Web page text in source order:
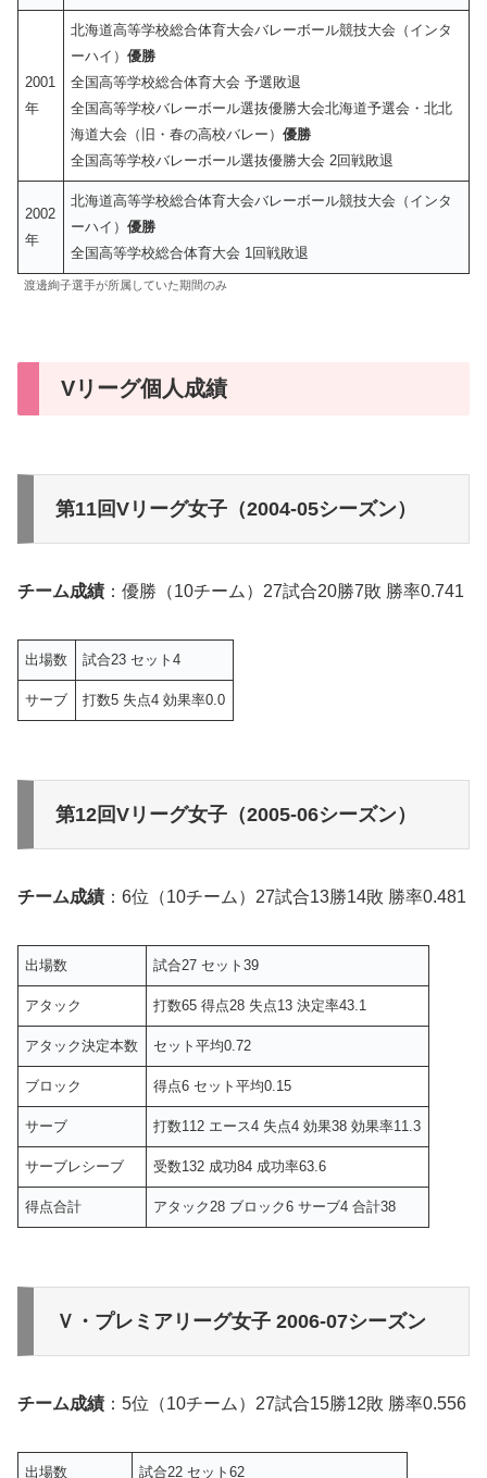
2001
年
北海道高等学校総合体育大会バレーボール競技大会（インタ
ーハイ）優勝
全国高等学校総合体育大会 予選敗退
全国高等学校バレーボール選抜優勝大会北海道予選会・北北
海道大会（旧・春の高校バレー）優勝
全国高等学校バレーボール選抜優勝大会 2回戦敗退
2002
年
北海道高等学校総合体育大会バレーボール競技大会（インタ
ーハイ）優勝
全国高等学校総合体育大会 1回戦敗退
渡邊絢子選手が所属していた期間のみ
Vリーグ個人成績
第11回Vリーグ女子（2004-05シーズン）
チーム成績 ：優勝（10チーム）27試合20勝7敗 勝率0.741
出場数 試合23 セット4
サーブ 打数5 失点4 効果率0.0
第12回Vリーグ女子（2005-06シーズン）
チーム成績 ：6位（10チーム）27試合13勝14敗 勝率0.481
出場数 試合27 セット39
アタック 打数65 得点28 失点13 決定率43.1
アタック決定本数 セット平均0.72
ブロック 得点6 セット平均0.15
サーブ 打数112 エース4 失点4 効果38 効果率11.3
サーブレシーブ 受数132 成功84 成功率63.6
得点合計 アタック28 ブロック6 サーブ4 合計38
Ｖ・プレミアリーグ女子 2006-07シーズン
チーム成績 ：5位（10チーム）27試合15勝12敗 勝率0.556
出場数 試合22 セット62